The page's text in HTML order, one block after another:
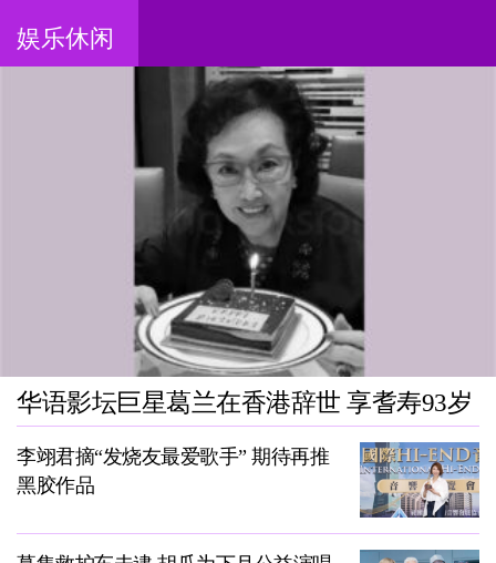
娱乐休闲
华语影坛巨星葛兰在香港辞世 享耆寿93岁
李翊君摘“发烧友最爱歌手” 期待再推
黑胶作品